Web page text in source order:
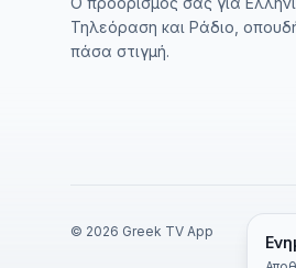
Τηλεόραση και Ράδιο,
πάσα στιγμή.
© 2026 Greek TV App